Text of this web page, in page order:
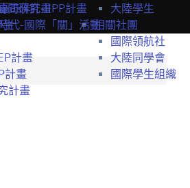
問研究-IIPP計畫
工作
生
大陸學生
相關社團
國際領航社
大陸同學會
國際學生組織
計畫
代-國際「關」活動
計畫
計畫
計畫